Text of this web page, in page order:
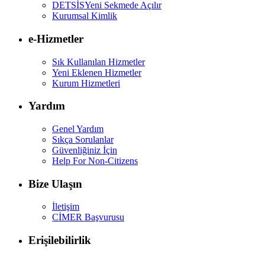
DETSİSYeni Sekmede Açılır
Kurumsal Kimlik
e-Hizmetler
Sık Kullanılan Hizmetler
Yeni Eklenen Hizmetler
Kurum Hizmetleri
Yardım
Genel Yardım
Sıkça Sorulanlar
Güvenliğiniz İçin
Help For Non-Citizens
Bize Ulaşın
İletişim
CİMER Başvurusu
Erişilebilirlik